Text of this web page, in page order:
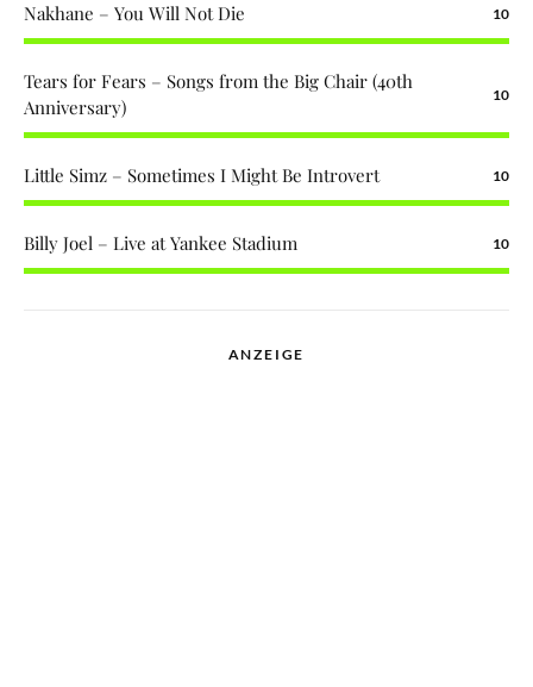
Nakhane – You Will Not Die 10
Tears for Fears – Songs from the Big Chair (40th
Anniversary)
10
Little Simz – Sometimes I Might Be Introvert 10
Billy Joel – Live at Yankee Stadium 10
ANZEIGE